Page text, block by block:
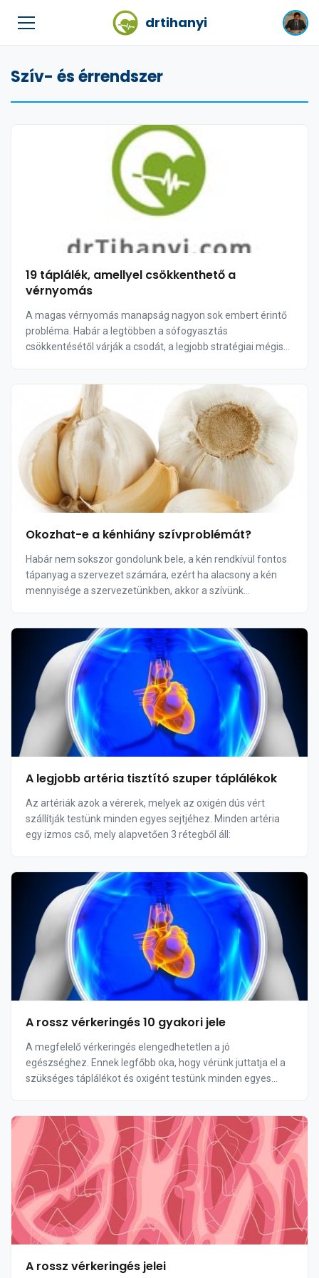
drtihanyi
Szív- és érrendszer
19 táplálék, amellyel csökkenthető a
vérnyomás
A magas vérnyomás manapság nagyon sok embert érintő
probléma. Habár a legtöbben a sófogyasztás
csökkentésétől várják a csodát, a legjobb stratégiai mégis
Okozhat-e a kénhiány szívproblémát?
Habár nem sokszor gondolunk bele, a kén rendkívül fontos
tápanyag a szervezet számára, ezért ha alacsony a kén
mennyisége a szervezetünkben, akkor a szívünk
A legjobb artéria tisztító szuper táplálékok
Az artériák azok a vérerek, melyek az oxigén dús vért
szállítják testünk minden egyes sejtjéhez. Minden artéria
egy izmos cső, mely alapvetően 3 rétegből áll:
A rossz vérkeringés 10 gyakori jele
A megfelelő vérkeringés elengedhetetlen a jó
egészséghez. Ennek legfőbb oka, hogy vérünk juttatja el a
szükséges táplálékot és oxigént testünk minden egyes
A rossz vérkeringés jelei